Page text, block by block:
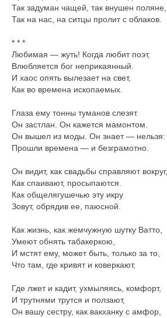
Так задуман чащей, так внушен поляне,
Так на нас, на ситцы пролит с облаков.
* * *
Любимая — жуть! Когда любит поэт,
Влюбляется бог неприкаянный.
И хаос опять вылезает на свет,
Как во времена ископаемых.
Глаза ему тонны туманов слезят.
Он застлан. Он кажется мамонтом.
Он вышел из моды. Он знает — нельзя:
Прошли времена — и безграмотно.
Он видит, как свадьбы справляют вокруг,
Как спаивают, просыпаются.
Как общелягушечью эту икру
Зовут, обрядив ее, паюсной.
Как жизнь, как жемчужную шутку Ватто,
Умеют обнять табакеркою,
И мстят ему, может быть, только за то,
Что там, где кривят и коверкают,
Где лжет и кадит, ухмыляясь, комфорт,
И трутнями трутся и ползают,
Он вашу сестру, как вакханку с амфор,